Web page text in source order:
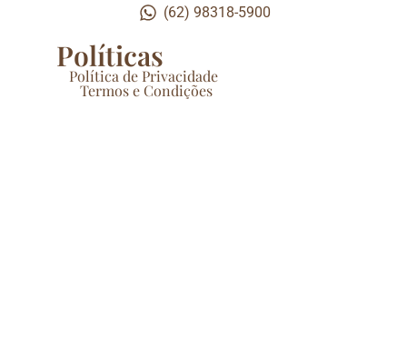
(62) 98318-5900
Políticas
Política de Privacidade
Termos e Condições